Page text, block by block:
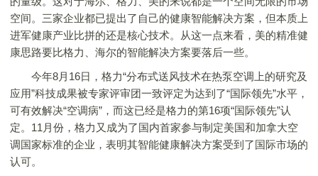
空间。三家企业都已提出了自己的健康智能解决方案，但本质上
进军健康产业比拼的还是核心技术。从这一点来看，美的精准健
康思路要比格力、海尔的智能解决方案要落后一些。
今年8月16日，格力“分布式送风技术在热泵空调上的研究及
应用”科技成果被专家评审团一致评定为达到了“国际领先”水平，
可有效解决“空调病”，而这已经是格力的第16项“国际领先”认
定。11月份，格力又成为了国内首家参与制定美国和加拿大空
调国家标准的企业，表明其智能健康解决方案受到了国际市场的
认可。